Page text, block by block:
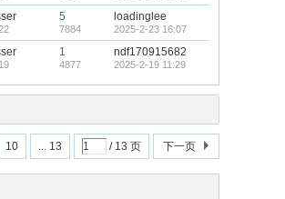
5
7884
loadinglee
2025-2-23 16:07
1
4877
ndf170915682
2025-2-19 11:29
10 ... 13 / 13 页 下一页